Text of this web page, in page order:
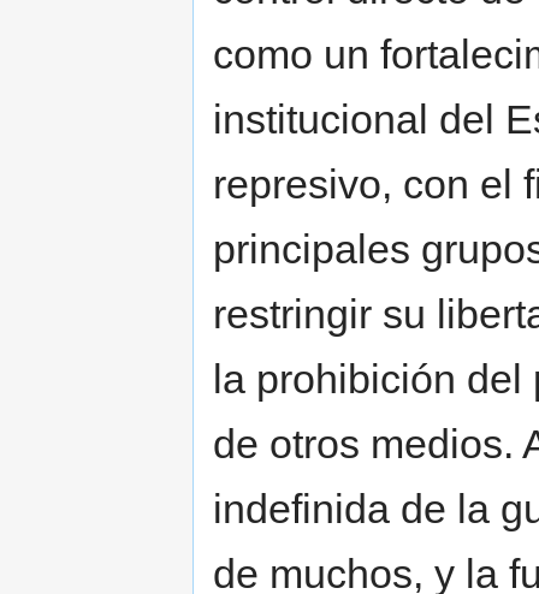
como un
institucional del
represivo, con el
principales
restringir su
la prohibición
de otros medios.
indefinida de la
de muchos, y la